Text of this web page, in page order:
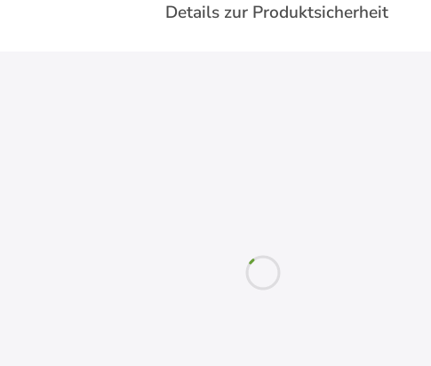
Details zur Produktsicherheit